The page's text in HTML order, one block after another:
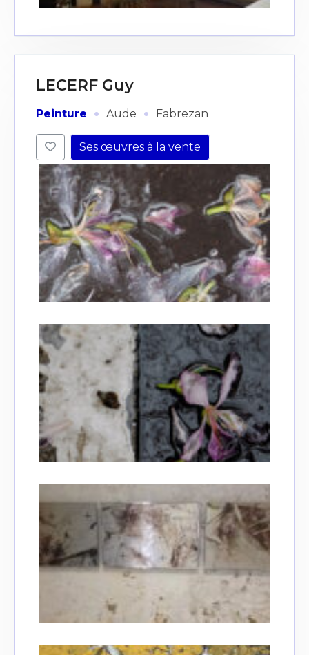
LECERF Guy
Peinture · Aude · Fabrezan
Ses œuvres à la vente